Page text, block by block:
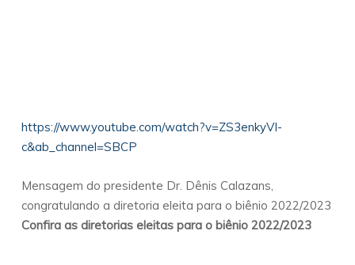
https://www.youtube.com/watch?v=ZS3enkyVI-
c&ab_channel=SBCP
Mensagem do presidente Dr. Dênis Calazans,
congratulando a diretoria eleita para o biênio 2022/2023
Confira as diretorias eleitas para o biênio 2022/2023